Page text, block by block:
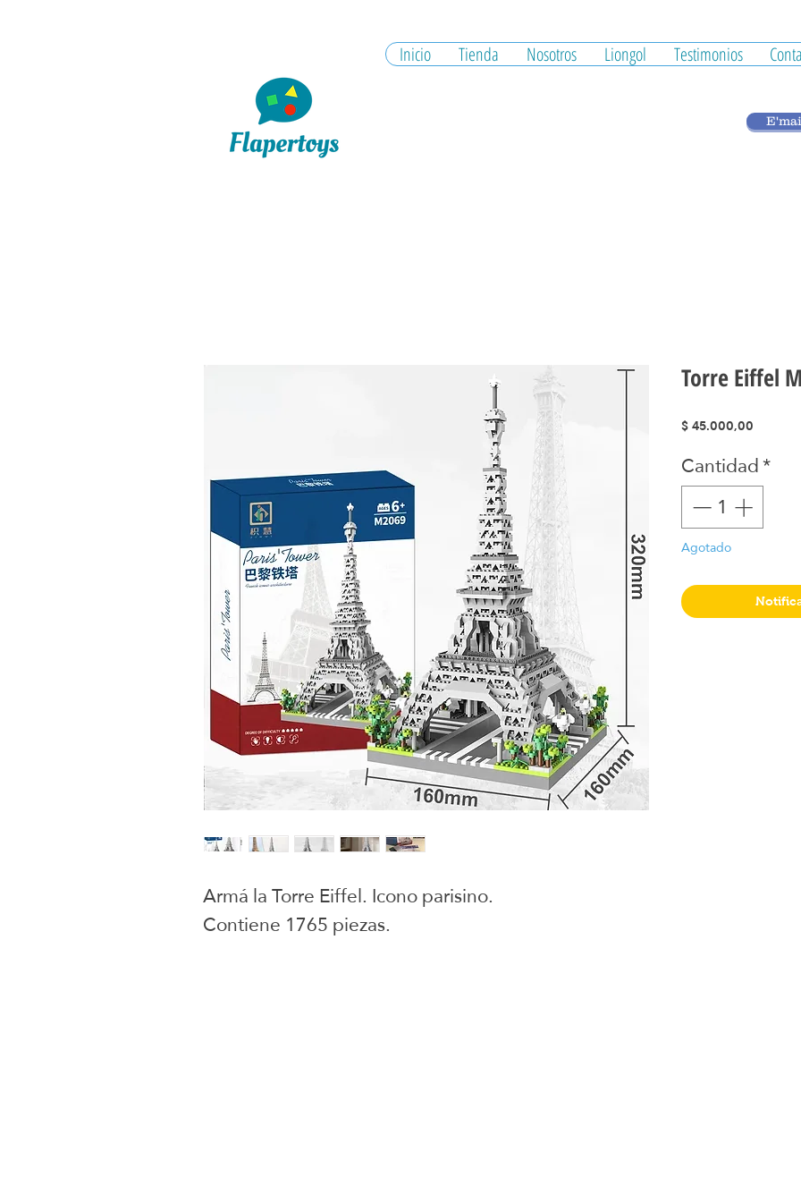
Inicio Tienda Nosotros Liongol Testimonios
Armá la Torre Eiffel. Icono parisino.
Contiene 1765 piezas.
Torre Eiffel
$ 45.000,00
Cantidad*
Agotado